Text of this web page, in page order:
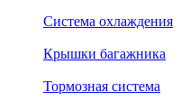
Система охлаждения
Крышки багажника
Тормозная система